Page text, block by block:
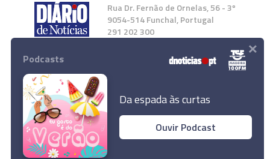
Sismo de 5.3 sentido em todo o Continente
Rua Dr. Fernão de Ornelas, 56 - 3º
9054-514 Funchal, Portugal
291 202 300
Instale a nossa App
© 2024 Empresa Diário de Notícias, Lda.
Todos os direitos reservados.
Podcasts
Da espada às curtas
Ouvir Podcast
×